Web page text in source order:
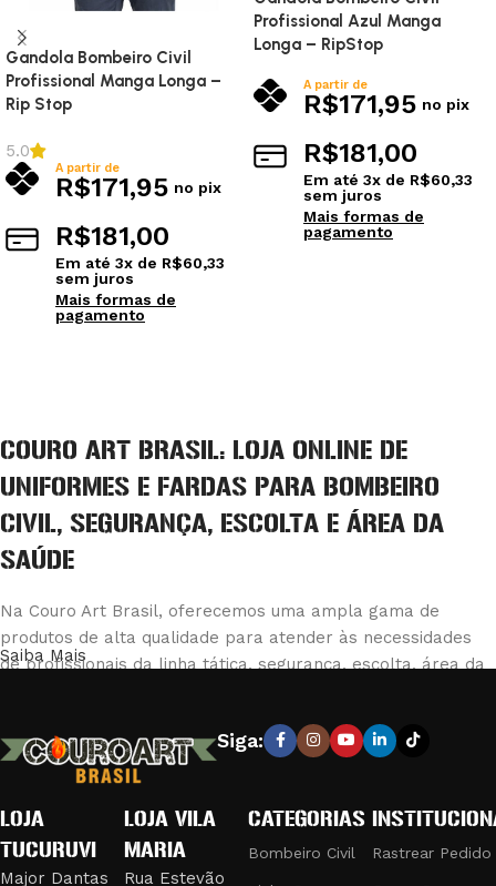
Gandola Bombeiro Civil
Profissional Manga Longa –
Rip Stop
5.0
A partir de
R$171,95 no pix
R$181,00
Em até 3x de R$60,33
sem juros
Mais formas de
pagamento
Profissional Azul Manga
Longa – RipStop
A partir de
R$171,95 no pix
R$181,00
Em até 3x de R$60,33
sem juros
Mais formas de
pagamento
COURO ART BRASIL: LOJA ONLINE DE
UNIFORMES E FARDAS PARA BOMBEIRO
CIVIL, SEGURANÇA, ESCOLTA E ÁREA DA
SAÚDE
Na Couro Art Brasil, oferecemos uma ampla gama de
produtos de alta qualidade para atender às necessidades
de profissionais da linha tática, segurança, escolta, área da
que combinam durabilidade e conforto, garantindo a máxima
eficiência e segurança em suas operações.
PRODUTOS DE QUALIDADE PARA
PROFISSIONAIS EXIGENTES
Saiba Mais
Siga:
LOJA
TUCURUVI
Major Dantas
LOJA VILA
MARIA
Rua Estevão
CATEGORIAS
Bombeiro Civil Rastrear Pedido